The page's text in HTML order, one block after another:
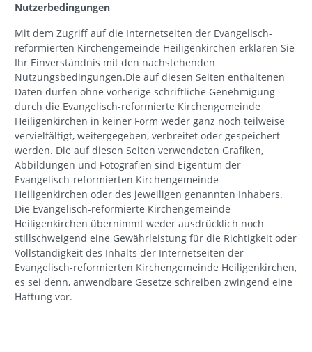
Nutzerbedingungen
Mit dem Zugriff auf die Internetseiten der Evangelisch-
reformierten Kirchengemeinde Heiligenkirchen erklären Sie
Ihr Einverständnis mit den nachstehenden
Nutzungsbedingungen.Die auf diesen Seiten enthaltenen
Daten dürfen ohne vorherige schriftliche Genehmigung
durch die Evangelisch-reformierte Kirchengemeinde
Heiligenkirchen in keiner Form weder ganz noch teilweise
vervielfältigt, weitergegeben, verbreitet oder gespeichert
werden. Die auf diesen Seiten verwendeten Grafiken,
Abbildungen und Fotografien sind Eigentum der
Evangelisch-reformierten Kirchengemeinde
Heiligenkirchen oder des jeweiligen genannten Inhabers.
Die Evangelisch-reformierte Kirchengemeinde
Heiligenkirchen übernimmt weder ausdrücklich noch
stillschweigend eine Gewährleistung für die Richtigkeit oder
Vollständigkeit des Inhalts der Internetseiten der
Evangelisch-reformierten Kirchengemeinde Heiligenkirchen,
es sei denn, anwendbare Gesetze schreiben zwingend eine
Haftung vor.